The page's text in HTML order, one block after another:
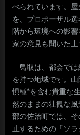
べられています。
を、プロポーザル
階から環境への影
家の意見も聞いた上
鳥取は、都会では
を持つ地域です。
惧種*を含む貴重な
然のままの壮観な
部の佐治町では、
止するための「ソ